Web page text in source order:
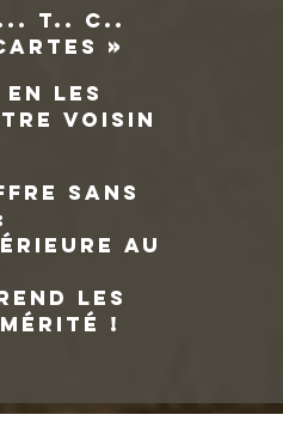
T.. C..
»
les
voisin
sans
au
les
!